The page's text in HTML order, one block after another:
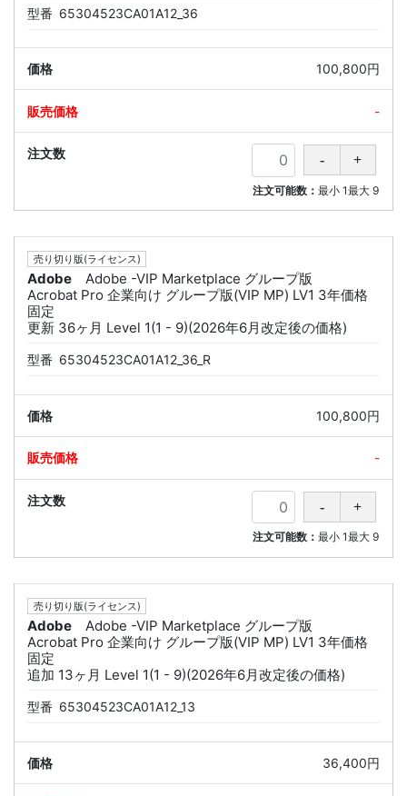
型番 65304523CA01A12_36
100,800円
-
注文可能数：最小 1最大 9
売り切り版(ライセンス)
Adobe
Adobe -VIP Marketplace グループ版
Acrobat Pro 企業向け グループ版(VIP MP) LV1 3年価格
固定
更新 36ヶ月 Level 1(1 - 9)(2026年6月改定後の価格)
型番 65304523CA01A12_36_R
100,800円
-
注文可能数：最小 1最大 9
売り切り版(ライセンス)
Adobe
Adobe -VIP Marketplace グループ版
Acrobat Pro 企業向け グループ版(VIP MP) LV1 3年価格
固定
追加 13ヶ月 Level 1(1 - 9)(2026年6月改定後の価格)
型番 65304523CA01A12_13
36,400円